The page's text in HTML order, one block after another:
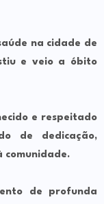
na cidade de
e veio a óbito
e respeitado
de dedicação,
comunidade.
de profunda